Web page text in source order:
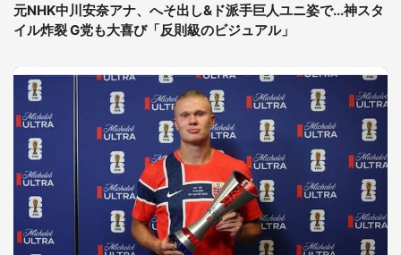
元NHK中川安奈アナ、へそ出し&ド派手巨人ユニ姿で...神スタ
イル炸裂 G党も大喜び「反則級のビジュアル」